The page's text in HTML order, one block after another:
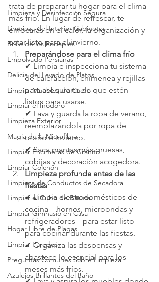
Limpieza y Desinfección Segura
Limpieza del Interior Gabinetes
Brillo de los Rodapiés
Empolvado Persianas
Delicia del Lavado de Platos
Limpiar Muebles de Cuero
Limpiar el Inodoro
Limpieza Exterior
Magia de la Microfibra
Limpiar Encimeras de Granito
Limpiar Colchón
Limpieza de Conductos de Secadora
Limpiar el Cubo de Basura
Limpiar Gimnasio en Casa
Hogar Libre de Plagas
Limpiar Paredes
Preguntas Comunes Sobre Limpieza
Azulejos Brillantes del Baño
trata de preparar tu hogar para el clima
más frío. En lugar de refrescar, te
enfocarás en el calor, la organización y
estar listo para el invierno.
Preparándose para el clima frío
✔ Limpia e inspecciona tu sistema
de calefacción, chimenea y rejillas
para asegurarte de que estén
listos para usarse.
✔ Lava y guarda la ropa de verano,
reemplazándola por ropa de
otoño e invierno.
✔ Saca mantas más gruesas,
cobijas y decoración acogedora.
Limpieza profunda antes de las
fiestas
✔ Limpia electrodomésticos de
cocina—hornos, microondas y
refrigeradores—para estar listo
para cocinar durante las fiestas.
✔ Organiza las despensas y
abastece lo esencial para los
meses más fríos.